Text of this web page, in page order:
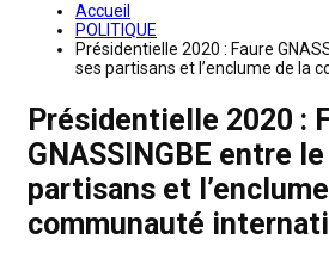
Accueil
POLITIQUE
Présidentielle 2020 : Faure
ses partisans et l’enclume de la
Présidentielle 2020 :
GNASSINGBE entre
partisans et
communauté